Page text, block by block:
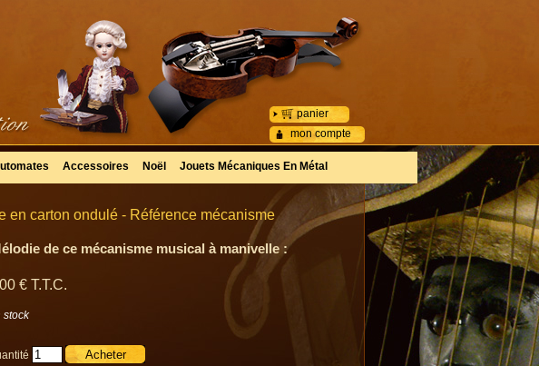
mon compte
panier
Accessoires Noël Jouets Mécaniques En Métal
en carton ondulé - Référence mécanisme
de ce mécanisme musical à manivelle :
€ T.T.C.
stock